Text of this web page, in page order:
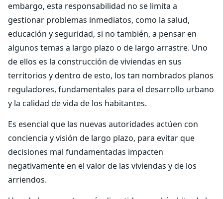
embargo, esta responsabilidad no se limita a
gestionar problemas inmediatos, como la salud,
educación y seguridad, si no también, a pensar en
algunos temas a largo plazo o de largo arrastre. Uno
de ellos es la construcción de viviendas en sus
territorios y dentro de esto, los tan nombrados planos
reguladores, fundamentales para el desarrollo urbano
y la calidad de vida de los habitantes.
Es esencial que las nuevas autoridades actúen con
conciencia y visión de largo plazo, para evitar que
decisiones mal fundamentadas impacten
negativamente en el valor de las viviendas y de los
arriendos.